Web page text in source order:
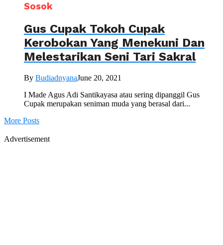
Sosok
Gus Cupak Tokoh Cupak
Kerobokan Yang Menekuni Dan
Melestarikan Seni Tari Sakral
By BudiadnyanaJune 20, 2021
I Made Agus Adi Santikayasa atau sering dipanggil Gus
Cupak merupakan seniman muda yang berasal dari...
More Posts
Advertisement